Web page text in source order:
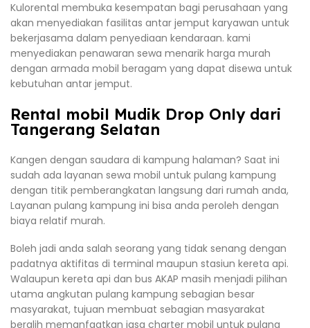
Kulorental membuka kesempatan bagi perusahaan yang
akan menyediakan fasilitas antar jemput karyawan untuk
bekerjasama dalam penyediaan kendaraan. kami
menyediakan penawaran sewa menarik harga murah
dengan armada mobil beragam yang dapat disewa untuk
kebutuhan antar jemput.
Rental mobil Mudik Drop Only dari
Tangerang Selatan
Kangen dengan saudara di kampung halaman? Saat ini
sudah ada layanan sewa mobil untuk pulang kampung
dengan titik pemberangkatan langsung dari rumah anda,
Layanan pulang kampung ini bisa anda peroleh dengan
biaya relatif murah.
Boleh jadi anda salah seorang yang tidak senang dengan
padatnya aktifitas di terminal maupun stasiun kereta api.
Walaupun kereta api dan bus AKAP masih menjadi pilihan
utama angkutan pulang kampung sebagian besar
masyarakat, tujuan membuat sebagian masyarakat
beralih memanfaatkan jasa charter mobil untuk pulang